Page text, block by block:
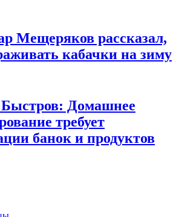
Мещеряков рассказал,
кабачки на зиму
Быстров: Домашнее
требует
банок и продуктов